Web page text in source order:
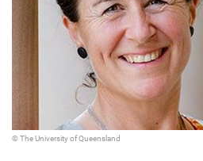
© The University of Queensland